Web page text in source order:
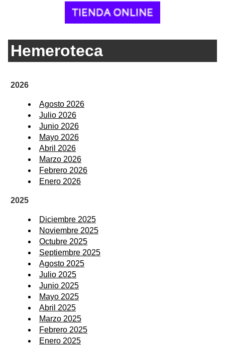
Hemeroteca
2026
Agosto 2026
Julio 2026
Junio 2026
Mayo 2026
Abril 2026
Marzo 2026
Febrero 2026
Enero 2026
2025
Diciembre 2025
Noviembre 2025
Octubre 2025
Septiembre 2025
Agosto 2025
Julio 2025
Junio 2025
Mayo 2025
Abril 2025
Marzo 2025
Febrero 2025
Enero 2025